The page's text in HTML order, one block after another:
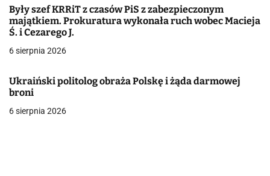
a
w
i
s
Były szef KRRiT z czasów PiS z zabezpieczonym
majątkiem. Prokuratura wykonała ruch wobec Macieja
Ś. i Cezarego J.
6 sierpnia 2026
Ukraiński politolog obraża Polskę i żąda darmowej
broni
6 sierpnia 2026